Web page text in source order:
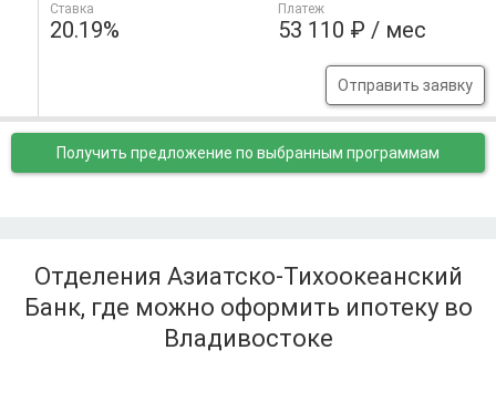
Ставка
20.19%
Платеж
53 110 ₽ / мес
Отправить заявку
Получить предложение по выбранным программам
Отделения Азиатско-Тихоокеанский
Банк, где можно оформить ипотеку во
Владивостоке